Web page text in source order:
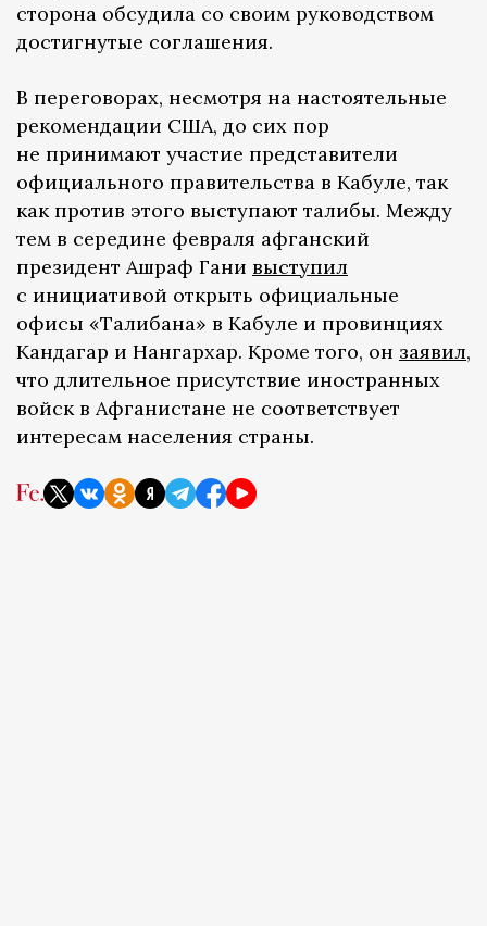
сторона обсудила со своим руководством
достигнутые соглашения.
В переговорах, несмотря на настоятельные
рекомендации США, до сих пор
не принимают участие представители
официального правительства в Кабуле, так
как против этого выступают талибы. Между
тем в середине февраля афганский
президент Ашраф Гани выступил
с инициативой открыть официальные
офисы «Талибана» в Кабуле и провинциях
Кандагар и Нангархар. Кроме того, он заявил,
что длительное присутствие иностранных
войск в Афганистане не соответствует
интересам населения страны.